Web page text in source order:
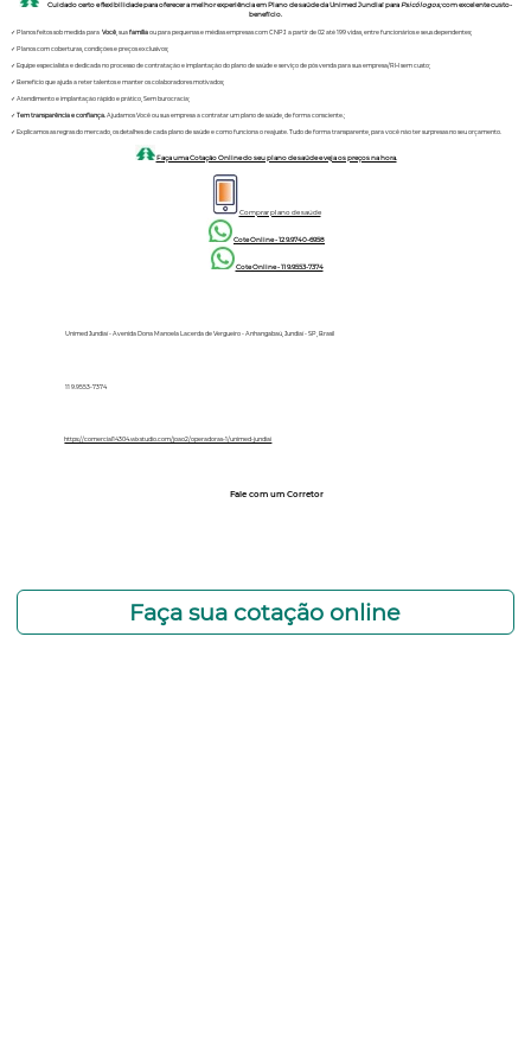
Cuidado certo e flexibilidade para oferecer a melhor experiência em Plano de saúde da Unimed Jundiaí paraPsicólogos;com excelente custo-
benefício.
✓ Planos feitos sob medida para Você, suafamíliaou para pequenas e médias empresas com CNPJ a partir de 02 até 199 vidas, entre funcionários e seus dependentes;
✓ Planos com coberturas, condições e preços exclusivos;
✓ Equipe especialista e dedicada no processo de contratação e implantação do plano de saúde e serviço de pós venda para sua empresa/RH sem custo;
✓ Benefício que ajuda a reter talentos e manter os colaboradores motivados;
✓ Atendimento e implantação rápido e prático, Sem burocracia;
✓ Tem transparência e confiança.Ajudamos Você ou sua empresa a contratar um plano de saúde, de forma consciente.;
✓ Explicamos as regras do mercado, os detalhes de cada plano de saúde e como funciona o reajuste. Tudo de forma transparente, para você não ter surpresas no seu orçamento.
Faça uma Cotação Online do seu plano de saúde e veja os preços na hora.
Comprar plano de saúde
Cote Online - 12 9.9740-6958
Cote Online - 11 9.9553-7374
Unimed Jundiaí - Avenida Dona Manoela Lacerda de Vergueiro - Anhangabaú, Jundiaí - SP, Brasil
11 9.9553-7374
https://comercial14304.wixstudio.com/joao2/operadoras-1/unimed-jundiai
Fale com um Corretor
Faça sua cotação online